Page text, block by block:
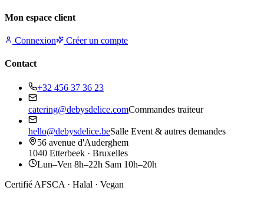
Mon espace client
Connexion Créer un compte
Contact
+32 456 37 36 23
catering@debysdelice.comCommandes traiteur
hello@debysdelice.beSalle Event & autres demandes
56 avenue d'Auderghem
1040 Etterbeek · Bruxelles
Lun–Ven 8h–22h Sam 10h–20h
Certifié AFSCA · Halal · Vegan